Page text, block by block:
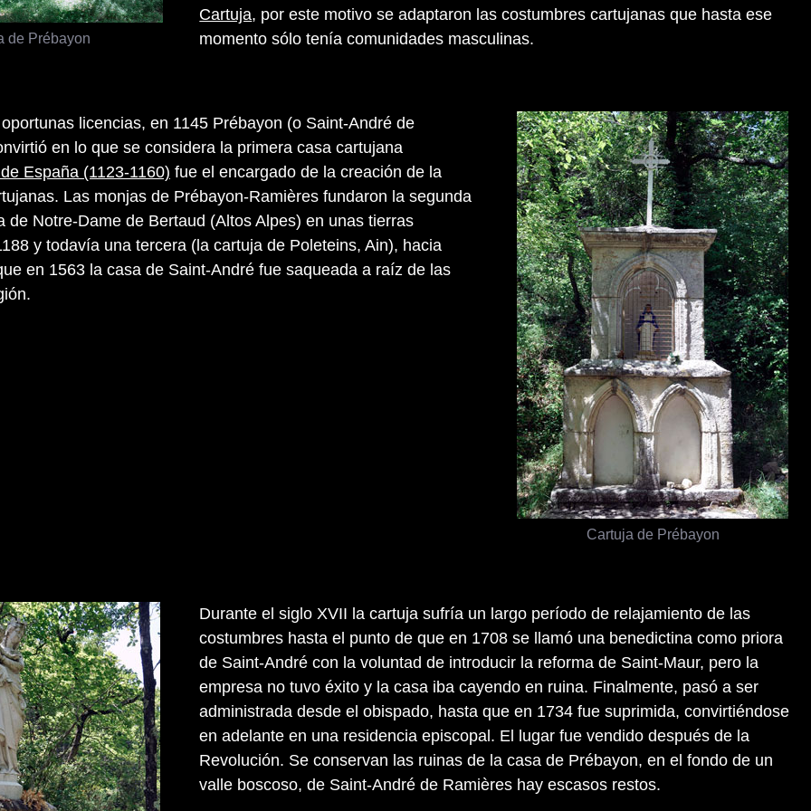
de Prébayon
Cartuja, por este motivo se adaptaron las costumbres cartujanas que hasta ese
momento sólo tenía comunidades masculinas.
licencias, en 1145 Prébayon (o Saint-André de
en lo que se considera la primera casa cartujana
España (1123-1160) fue el encargado de la creación de la
Las monjas de Prébayon-Ramières fundaron la segunda
de Notre-Dame de Bertaud (Altos Alpes) en unas tierras
y todavía una tercera (la cartuja de Poleteins, Ain), hacia
en 1563 la casa de Saint-André fue saqueada a raíz de las
Cartuja de Prébayon
Durante el siglo XVII la cartuja sufría un largo período de relajamiento de las
costumbres hasta el punto de que en 1708 se llamó una benedictina como priora
de Saint-André con la voluntad de introducir la reforma de Saint-Maur, pero la
empresa no tuvo éxito y la casa iba cayendo en ruina. Finalmente, pasó a ser
administrada desde el obispado, hasta que en 1734 fue suprimida, convirtiéndose
en adelante en una residencia episcopal. El lugar fue vendido después de la
Revolución. Se conservan las ruinas de la casa de Prébayon, en el fondo de un
valle boscoso, de Saint-André de Ramières hay escasos restos.